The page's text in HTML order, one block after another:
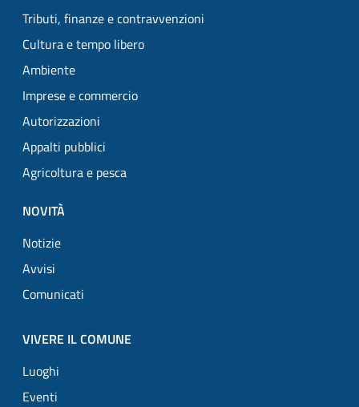
Tributi, finanze e contravvenzioni
Cultura e tempo libero
Ambiente
Imprese e commercio
Autorizzazioni
Appalti pubblici
Agricoltura e pesca
NOVITÀ
Notizie
Avvisi
Comunicati
VIVERE IL COMUNE
Luoghi
Eventi